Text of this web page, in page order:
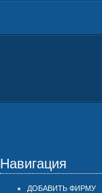
Навигация
ДОБАВИТЬ ФИРМУ